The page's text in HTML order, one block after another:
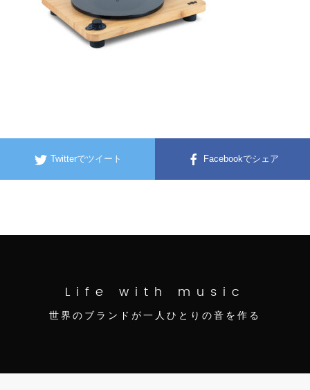
Twitterでツイート Facebookでシェア
Life with music
世界のブランドが一人ひとりの音を作る